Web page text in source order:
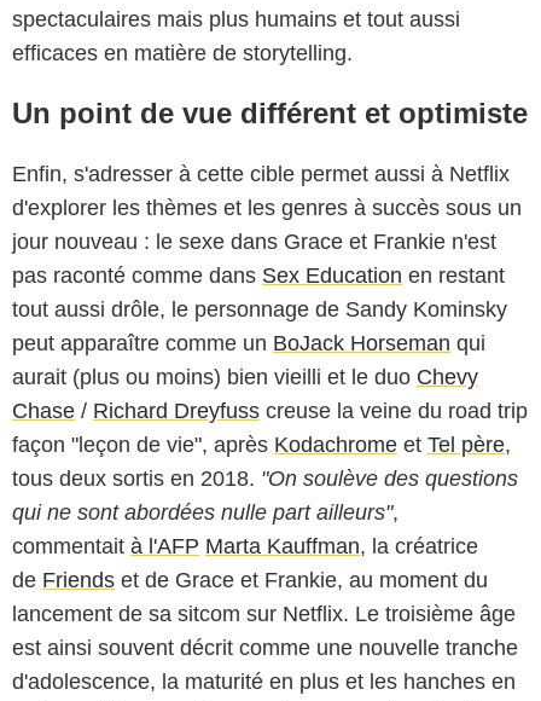
spectaculaires mais plus humains et tout aussi
efficaces en matière de storytelling.
Un point de vue différent et optimiste
Enfin, s'adresser à cette cible permet aussi à Netflix
d'explorer les thèmes et les genres à succès sous un
jour nouveau : le sexe dans Grace et Frankie n'est
pas raconté comme dans Sex Education en restant
tout aussi drôle, le personnage de Sandy Kominsky
peut apparaître comme un BoJack Horseman qui
aurait (plus ou moins) bien vieilli et le duo Chevy
Chase / Richard Dreyfuss creuse la veine du road trip
façon "leçon de vie", après Kodachrome et Tel père,
tous deux sortis en 2018. "On soulève des questions
qui ne sont abordées nulle part ailleurs",
commentait à l'AFP Marta Kauffman, la créatrice
de Friends et de Grace et Frankie, au moment du
lancement de sa sitcom sur Netflix. Le troisième âge
est ainsi souvent décrit comme une nouvelle tranche
d'adolescence, la maturité en plus et les hanches en